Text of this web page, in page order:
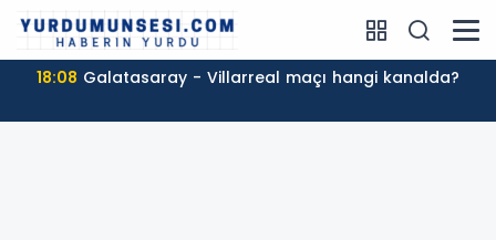
18:08 Galatasaray - Villarreal maçı hangi kanalda?